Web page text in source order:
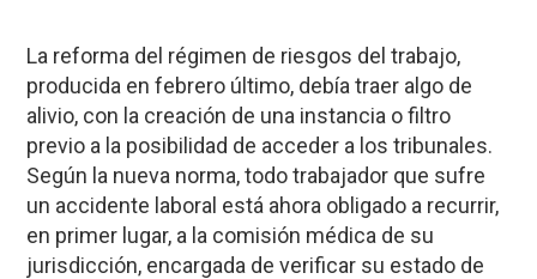
La reforma del régimen de riesgos del trabajo,
producida en febrero último, debía traer algo de
alivio, con la creación de una instancia o filtro
previo a la posibilidad de acceder a los tribunales.
Según la nueva norma, todo trabajador que sufre
un accidente laboral está ahora obligado a recurrir,
en primer lugar, a la comisión médica de su
jurisdicción, encargada de verificar su estado de